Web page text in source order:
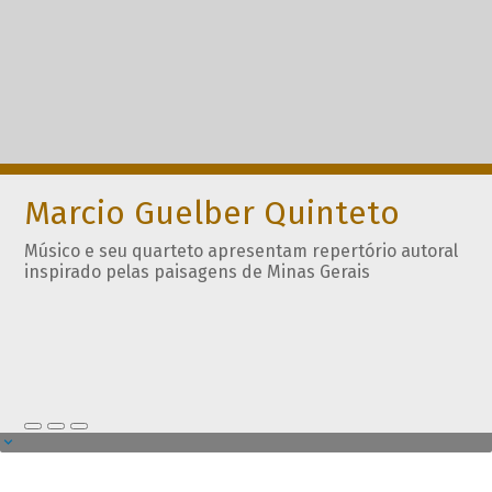
Marcio Guelber Quinteto
Músico e seu quarteto apresentam repertório autoral
inspirado pelas paisagens de Minas Gerais